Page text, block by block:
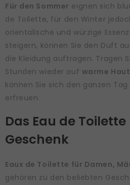
Für den Sommer eignen sich
de Toilette, für den Winter
orientalische und würzige
steigern, können Sie den Duft
die Kleidung auftragen. Tragen
Stunden wieder auf warme
können Sie sich den ganzen
erfreuen.
Das Eau de
Geschenk
Eaux de Toilette für Damen,
gehören zu den beliebten